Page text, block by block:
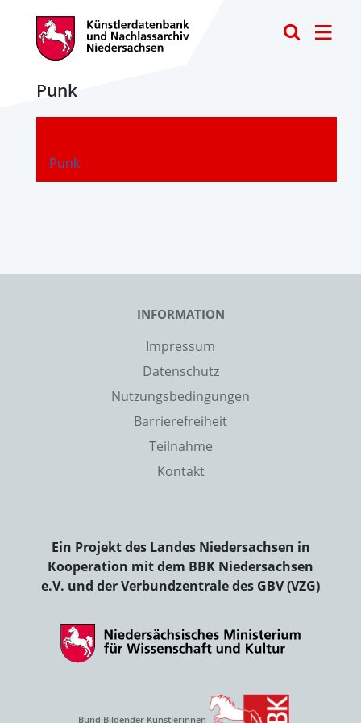
Punk
Punk
-
INFORMATION
Impressum
Datenschutz
Nutzungsbedingungen
Barrierefreiheit
Teilnahme
Kontakt
Ein Projekt des Landes Niedersachsen in
Kooperation mit dem BBK Niedersachsen
e.V. und der Verbundzentrale des GBV (VZG)
Bund Bildender Künstlerinnen